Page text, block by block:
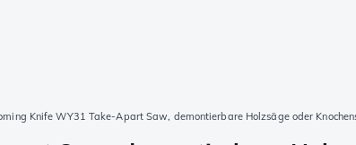
Knife WY31 Take-Apart Saw, demontierbare Holzsäge oder